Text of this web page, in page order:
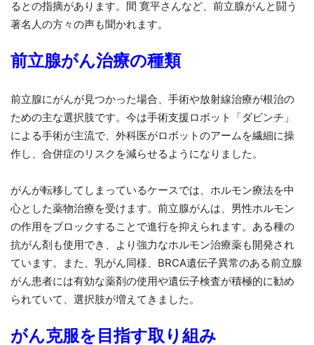
るとの指摘があります。間 寛平さんなど、前立腺がんと闘う
著名人の方々の声も聞かれます。
前立腺がん治療の種類
前立腺にがんが見つかった場合、手術や放射線治療が根治の
ための主な選択肢です。今は手術支援ロボット「ダビンチ」
による手術が主流で、外科医がロボットのアームを繊細に操
作し、合併症のリスクを減らせるようになりました。
がんが転移してしまっているケースでは、ホルモン療法を中
心とした薬物治療を受けます。前立腺がんは、男性ホルモン
の作用をブロックすることで進行を抑えられます。ある種の
抗がん剤も使用でき、より強力なホルモン治療薬も開発され
ています。また、乳がん同様、BRCA遺伝子異常のある前立腺
がん患者には有効な薬剤の使用や遺伝子検査が積極的に勧め
られていて、選択肢が増えてきました。
がん克服を目指す取り組み